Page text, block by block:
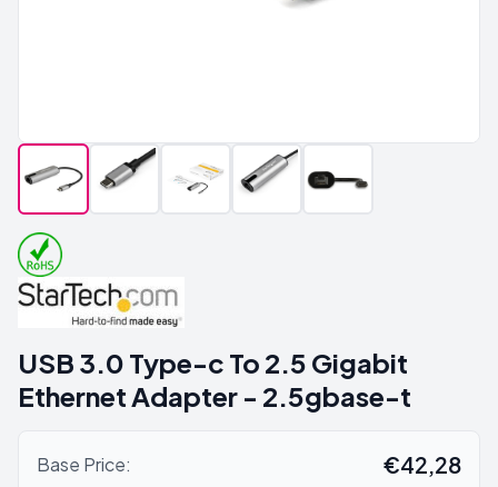
USB 3.0 Type-c To 2.5 Gigabit
Ethernet Adapter - 2.5gbase-t
Base Price: €42,28